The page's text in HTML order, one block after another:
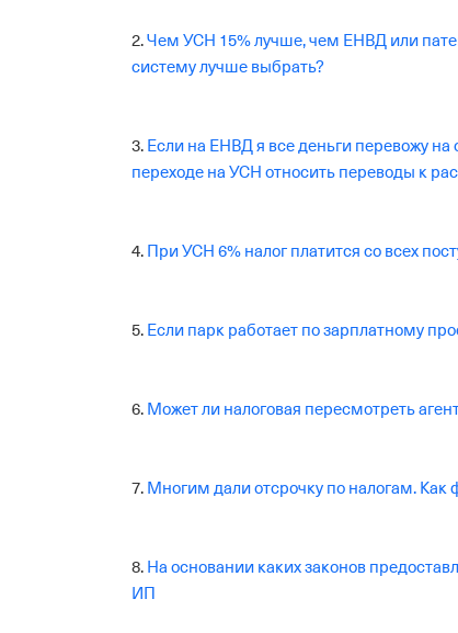
2.Чем УСН 15% лучше, чем ЕНВД или
систему лучше выбрать?
3. Если на ЕНВД я все деньги перевожу
переходе на УСН относить переводы к
4. При УСН 6% налог платится со всех
5. Если парк работает по зарплатному
6. Может ли налоговая пересмотреть
7. Многим дали отсрочку по налогам. Как
8. На основании каких законов
ИП